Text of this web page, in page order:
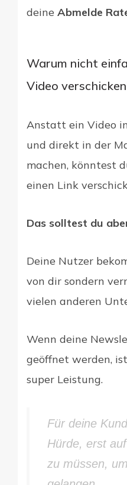
deine Abmelde
Warum nicht
Video
Anstatt ein Video
und direkt in der
machen, könntest
einen Link
Das solltest du
Deine Nutzer
von dir sondern
vielen anderen
Wenn deine
geöffnet werden,
super Leistung.
Für deine
Hürde, erst
zu müssen,